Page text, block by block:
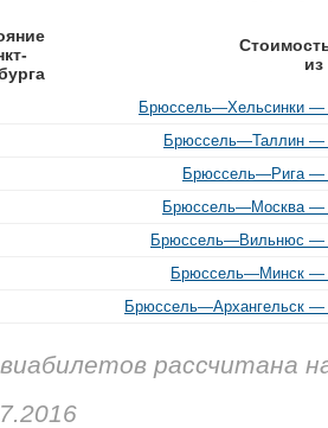
Брюссель—Хельсинки —
Брюссель—Таллин —
Брюссель—Рига —
Брюссель—Москва —
Брюссель—Вильнюс —
Брюссель—Минск —
Брюссель—Архангельск —
рассчитана